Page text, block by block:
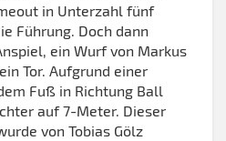
in Unterzahl fünf
Führung. Doch dann
ein Wurf von Markus
Tor. Aufgrund einer
Fuß in Richtung Ball
auf 7-Meter. Dieser
von Tobias Gölz